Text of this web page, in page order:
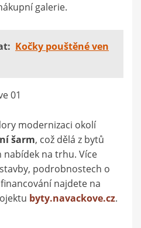
galerie.
Kočky pouštěné ven
modernizaci okolí
šarm, což dělá z bytů
nabídek na trhu. Více
podrobnostech o
najdete na
byty.navackove.cz.